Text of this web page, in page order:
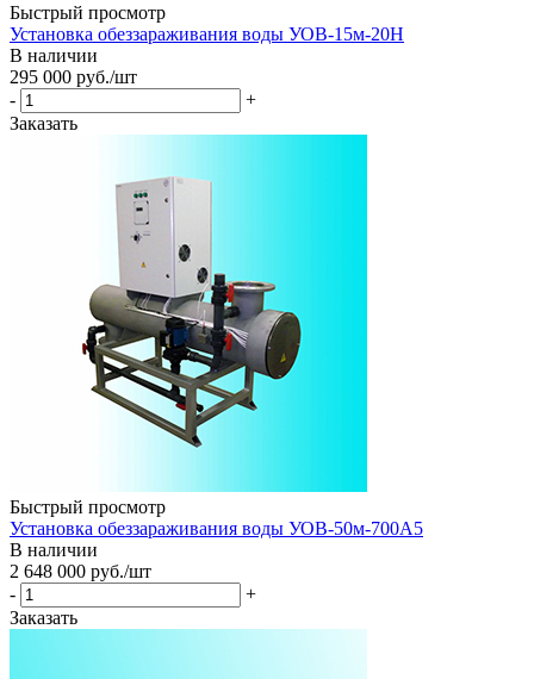
Быстрый просмотр
Установка обеззараживания воды УОВ-15м-20Н
В наличии
295 000 руб./шт
-
+
Заказать
Быстрый просмотр
Установка обеззараживания воды УОВ-50м-700А5
В наличии
2 648 000 руб./шт
-
+
Заказать